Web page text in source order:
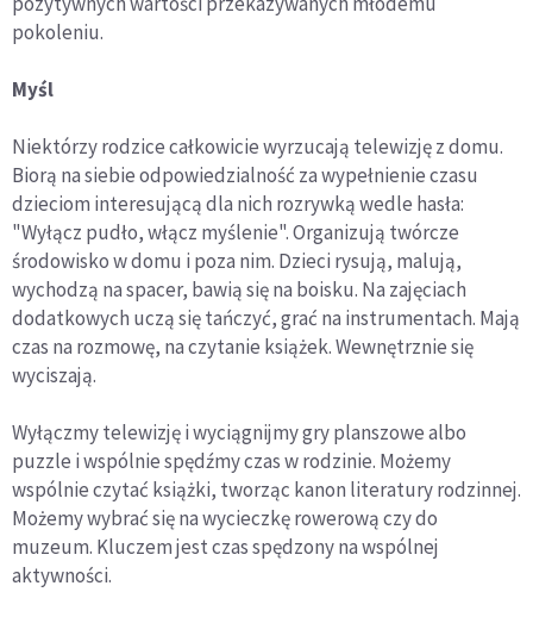
pokoleniu.
Myśl
Niektórzy rodzice całkowicie wyrzucają telewizję z domu.
Biorą na siebie odpowiedzialność za wypełnienie czasu
dzieciom interesującą dla nich rozrywką wedle hasła:
"Wyłącz pudło, włącz myślenie". Organizują twórcze
środowisko w domu i poza nim. Dzieci rysują, malują,
wychodzą na spacer, bawią się na boisku. Na zajęciach
dodatkowych uczą się tańczyć, grać na instrumentach. Mają
czas na rozmowę, na czytanie książek. Wewnętrznie się
wyciszają.
Wyłączmy telewizję i wyciągnijmy gry planszowe albo
puzzle i wspólnie spędźmy czas w rodzinie. Możemy
wspólnie czytać książki, tworząc kanon literatury rodzinnej.
Możemy wybrać się na wycieczkę rowerową czy do
muzeum. Kluczem jest czas spędzony na wspólnej
aktywności.